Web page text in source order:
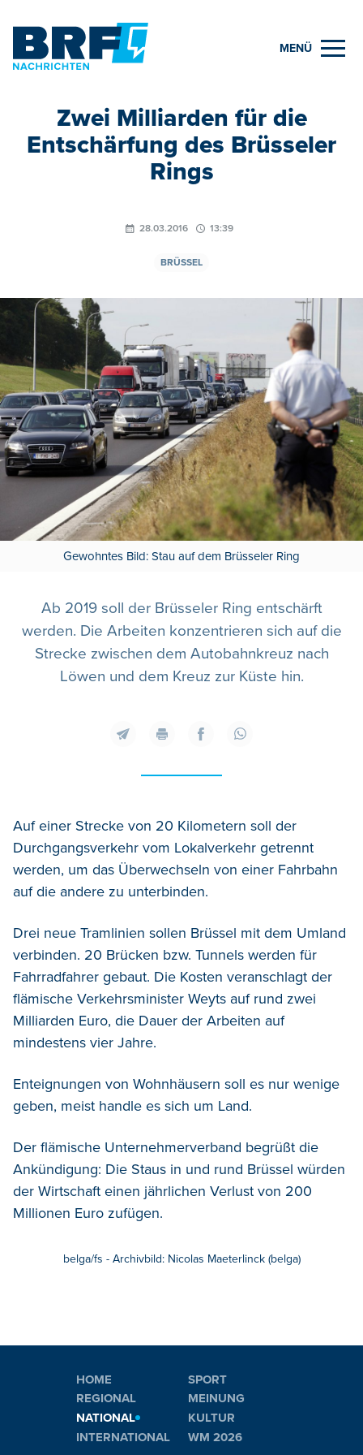
MENÜ
Zwei Milliarden für die
Entschärfung des Brüsseler
Rings
28.03.2016 13:39
BRÜSSEL
Gewohntes Bild: Stau auf dem Brüsseler Ring
Ab 2019 soll der Brüsseler Ring entschärft
werden. Die Arbeiten konzentrieren sich auf die
Strecke zwischen dem Autobahnkreuz nach
Löwen und dem Kreuz zur Küste hin.
Auf einer Strecke von 20 Kilometern soll der
Durchgangsverkehr vom Lokalverkehr getrennt
werden, um das Überwechseln von einer Fahrbahn
auf die andere zu unterbinden.
Drei neue Tramlinien sollen Brüssel mit dem Umland
verbinden. 20 Brücken bzw. Tunnels werden für
Fahrradfahrer gebaut. Die Kosten veranschlagt der
flämische Verkehrsminister Weyts auf rund zwei
Milliarden Euro, die Dauer der Arbeiten auf
mindestens vier Jahre.
Enteignungen von Wohnhäusern soll es nur wenige
geben, meist handle es sich um Land.
Der flämische Unternehmerverband begrüßt die
Ankündigung: Die Staus in und rund Brüssel würden
der Wirtschaft einen jährlichen Verlust von 200
Millionen Euro zufügen.
belga/fs - Archivbild: Nicolas Maeterlinck (belga)
HOME
REGIONAL
NATIONAL
INTERNATIONAL
SPORT
MEINUNG
KULTUR
WM 2026